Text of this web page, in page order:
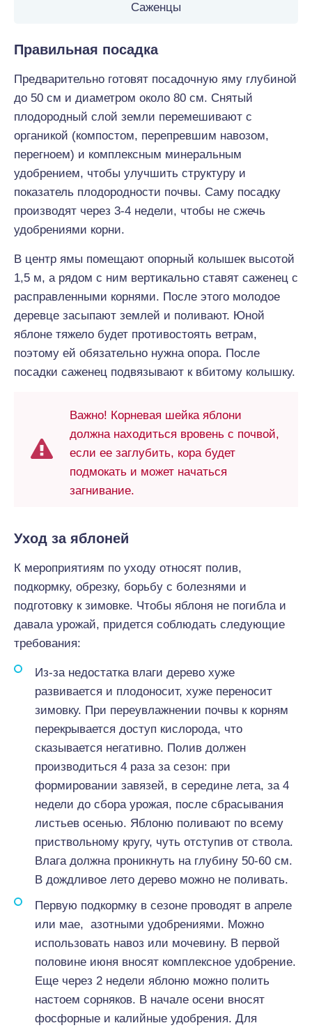
Саженцы
Правильная посадка
Предварительно готовят посадочную яму глубиной
до 50 см и диаметром около 80 см. Снятый
плодородный слой земли перемешивают с
органикой (компостом, перепревшим навозом,
перегноем) и комплексным минеральным
удобрением, чтобы улучшить структуру и
показатель плодородности почвы. Саму посадку
производят через 3-4 недели, чтобы не сжечь
удобрениями корни.
В центр ямы помещают опорный колышек высотой
1,5 м, а рядом с ним вертикально ставят саженец с
расправленными корнями. После этого молодое
деревце засыпают землей и поливают. Юной
яблоне тяжело будет противостоять ветрам,
поэтому ей обязательно нужна опора. После
посадки саженец подвязывают к вбитому колышку.
Важно! Корневая шейка яблони
должна находиться вровень с почвой,
если ее заглубить, кора будет
подмокать и может начаться
загнивание.
Уход за яблоней
К мероприятиям по уходу относят полив,
подкормку, обрезку, борьбу с болезнями и
подготовку к зимовке. Чтобы яблоня не погибла и
давала урожай, придется соблюдать следующие
требования:
Из-за недостатка влаги дерево хуже
развивается и плодоносит, хуже переносит
зимовку. При переувлажнении почвы к корням
перекрывается доступ кислорода, что
сказывается негативно. Полив должен
производиться 4 раза за сезон: при
формировании завязей, в середине лета, за 4
недели до сбора урожая, после сбрасывания
листьев осенью. Яблоню поливают по всему
приствольному кругу, чуть отступив от ствола.
Влага должна проникнуть на глубину 50-60 см.
В дождливое лето дерево можно не поливать.
Первую подкормку в сезоне проводят в апреле
или мае, азотными удобрениями. Можно
использовать навоз или мочевину. В первой
половине июня вносят комплексное удобрение.
Еще через 2 недели яблоню можно полить
настоем сорняков. В начале осени вносят
фосфорные и калийные удобрения. Для